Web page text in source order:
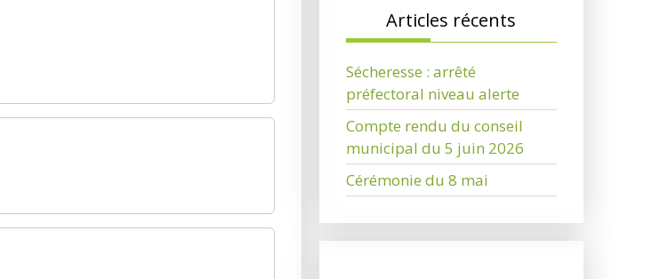
Articles récents
Sécheresse : arrêté
préfectoral niveau alerte
Compte rendu du conseil
municipal du 5 juin 2026
Cérémonie du 8 mai